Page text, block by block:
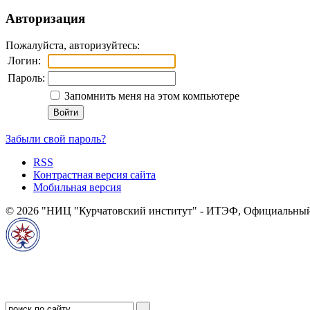
Авторизация
Пожалуйста, авторизуйтесь:
Логин:
Пароль:
Запомнить меня на этом компьютере
Забыли свой пароль?
RSS
Контрастная версия сайта
Мобильная версия
© 2026 "НИЦ "Курчатовский институт" - ИТЭФ,